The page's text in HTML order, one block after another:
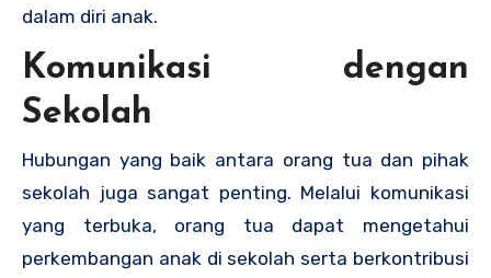
dalam diri anak.
Komunikasi dengan
Sekolah
Hubungan yang baik antara orang tua dan pihak
sekolah juga sangat penting. Melalui komunikasi
yang terbuka, orang tua dapat mengetahui
perkembangan anak di sekolah serta berkontribusi